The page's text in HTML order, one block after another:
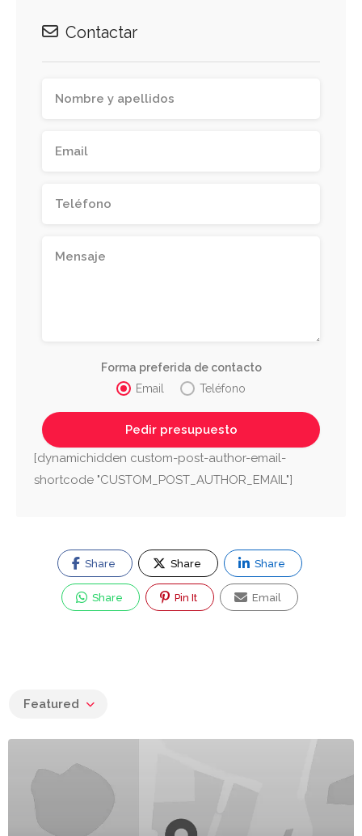
Contactar
Forma preferida de contacto
Email
Teléfono
[dynamichidden custom-post-author-email-
shortcode "CUSTOM_POST_AUTHOR_EMAIL"]
Share Share Share
Share Pin It Email
Featured